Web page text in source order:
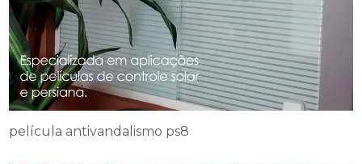
película antivandalismo ps8